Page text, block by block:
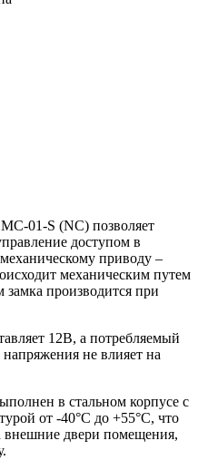
01-S (NC) позволяет
доступом в
приводу –
механическим путем
производится при
12В, а потребляемый
не влияет на
в стальном корпусе с
от -40°С до +55°С, что
внешние двери помещения,